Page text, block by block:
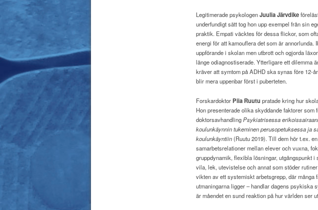
Legitimerade psykologenJuulia Järvdike
underfundigt sätt tog hon upp exempel från sin
praktik. Empati väcktes för dessa flickor, som
energi för att kamouflera det som är
uppförande i skolan men utbrott och ogjorda
länge odiagnostiserade. Ytterligare ett dilemma
kräver att symtom på ADHD ska synas före 12-
blir mera uppenbar först i puberteten.
ForskardoktorPiia Ruutu pratade kring hur
Hon presenterade olika skyddande faktorer
doktorsavhandlingPsykiatrisessa
koulunkäynnin tukeminen perusopetuksessa ja
koulunkäyntiin(Ruutu 2019). Till dem hör t.ex.
samarbetsrelationer mellan elever och vuxna,
gruppdynamik, flexibla lösningar, utgångspunkt
vila, lek, utevistelse och annat som stöder
vikten av ett systemiskt arbetsgrepp, där
utmaningarna ligger – handlar dagens psykiska
är måendet en sund reaktion på hur världen ser